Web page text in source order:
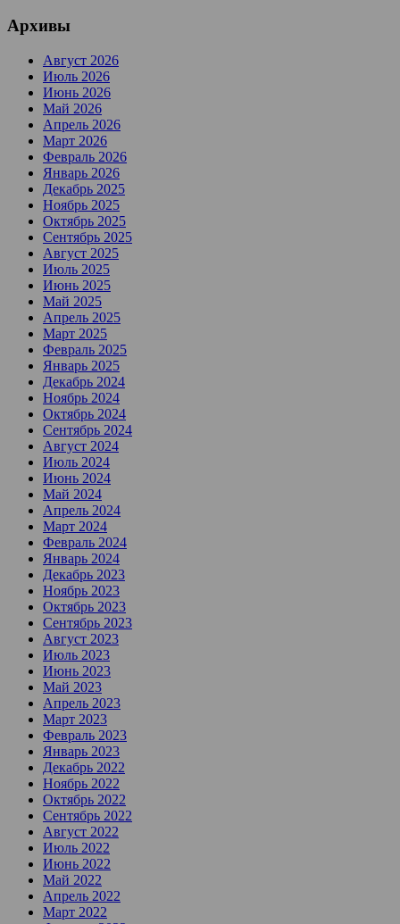
Архивы
Август 2026
Июль 2026
Июнь 2026
Май 2026
Апрель 2026
Март 2026
Февраль 2026
Январь 2026
Декабрь 2025
Ноябрь 2025
Октябрь 2025
Сентябрь 2025
Август 2025
Июль 2025
Июнь 2025
Май 2025
Апрель 2025
Март 2025
Февраль 2025
Январь 2025
Декабрь 2024
Ноябрь 2024
Октябрь 2024
Сентябрь 2024
Август 2024
Июль 2024
Июнь 2024
Май 2024
Апрель 2024
Март 2024
Февраль 2024
Январь 2024
Декабрь 2023
Ноябрь 2023
Октябрь 2023
Сентябрь 2023
Август 2023
Июль 2023
Июнь 2023
Май 2023
Апрель 2023
Март 2023
Февраль 2023
Январь 2023
Декабрь 2022
Ноябрь 2022
Октябрь 2022
Сентябрь 2022
Август 2022
Июль 2022
Июнь 2022
Май 2022
Апрель 2022
Март 2022